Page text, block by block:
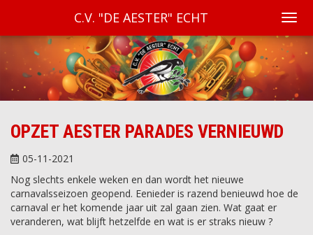
C.V. "DE AESTER" ECHT
OPZET AESTER PARADES VERNIEUWD
05-11-2021
Nog slechts enkele weken en dan wordt het nieuwe
carnavalsseizoen geopend. Eenieder is razend benieuwd hoe de
carnaval er het komende jaar uit zal gaan zien. Wat gaat er
veranderen, wat blijft hetzelfde en wat is er straks nieuw ?